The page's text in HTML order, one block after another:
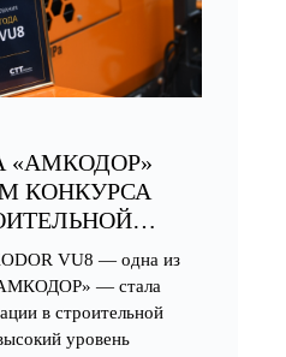
«АМКОДОР»
КОНКУРСА
VU8 — одна из
— стала
в строительной
уровень